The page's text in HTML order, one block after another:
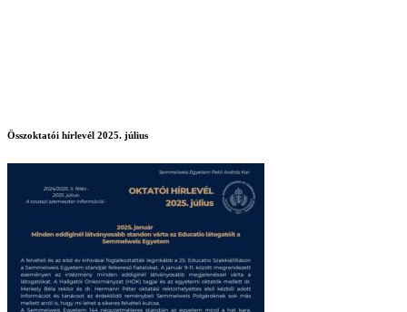
Összoktatói hírlevél 2025. július